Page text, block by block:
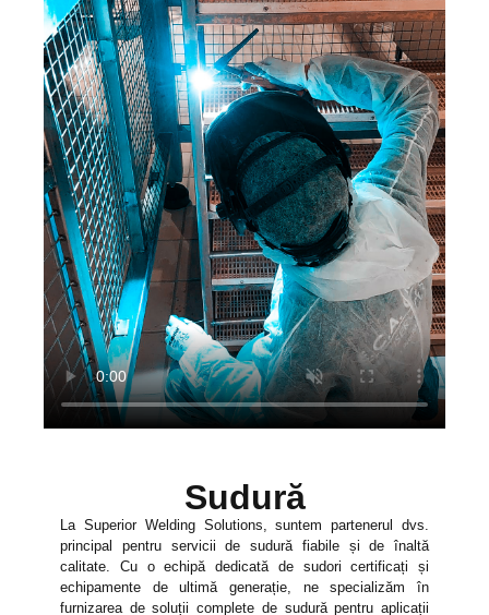
Sudură
La Superior Welding Solutions, suntem partenerul dvs.
principal pentru servicii de sudură fiabile și de înaltă
calitate. Cu o echipă dedicată de sudori certificați și
echipamente de ultimă generație, ne specializăm în
furnizarea de soluții complete de sudură pentru aplicații